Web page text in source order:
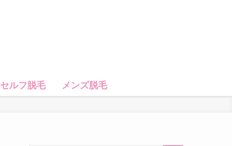
セルフ脱毛 メンズ脱毛